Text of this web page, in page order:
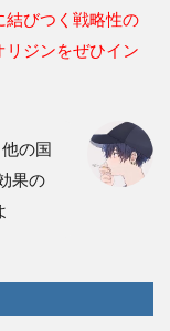
結びつく戦略性の
ジンをぜひイン
の国
果の